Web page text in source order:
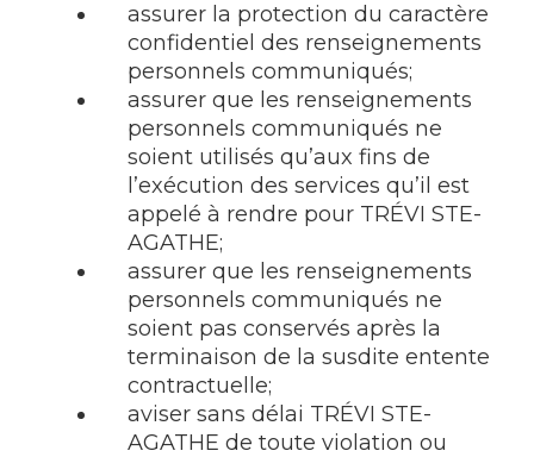
assurer la protection du caractère
confidentiel des renseignements
personnels communiqués;
assurer que les renseignements
personnels communiqués ne
soient utilisés qu’aux fins de
l’exécution des services qu’il est
appelé à rendre pour TRÉVI STE-
AGATHE;
assurer que les renseignements
personnels communiqués ne
soient pas conservés après la
terminaison de la susdite entente
contractuelle;
aviser sans délai TRÉVI STE-
AGATHE de toute violation ou